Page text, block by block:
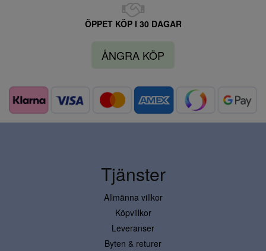
ÖPPET KÖP I 30 DAGAR
ÅNGRA KÖP
Tjänster
Allmänna villkor
Köpvillkor
Leveranser
Byten & returer